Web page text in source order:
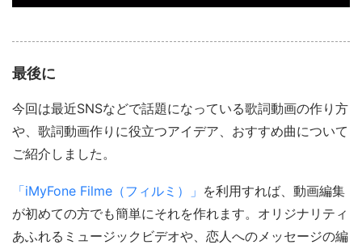
最後に
今回は最近SNSなどで話題になっている歌詞動画の作り方
や、歌詞動画作りに役立つアイデア、おすすめ曲について
ご紹介しました。
「iMyFone Filme（フィルミ）」 を利用すれば、動画編集
が初めての方でも簡単にそれを作れます。オリジナリティ
あふれるミュージックビデオや、恋人へのメッセージの編